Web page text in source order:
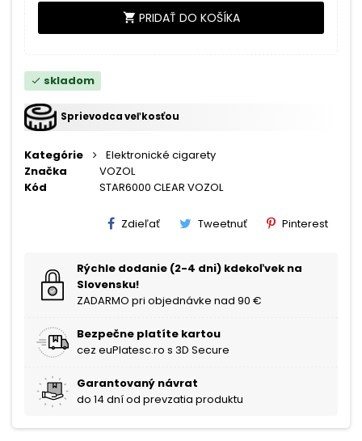
shopping_cart PRIDAŤ DO KOŠÍKA
check skladom
Sprievodca veľkosťou
Kategórie
Elektronické cigarety
Značka
VOZOL
Kód
STAR6000 CLEAR VOZOL
Zdieľať Tweetnuť Pinterest
Rýchle dodanie (2-4 dni) kdekoľvek na
Slovensku!
ZADARMO pri objednávke nad 90 €
Bezpečne platíte kartou
cez euPlatesc.ro s 3D Secure
Garantovaný návrat
do 14 dní od prevzatia produktu